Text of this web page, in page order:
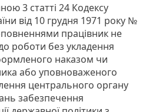
3 статті 24 Кодексу
від 10 грудня 1971 року №
працівник не
роботи без укладення
наказом чи
або уповноваженого
центрального органу
забезпечення